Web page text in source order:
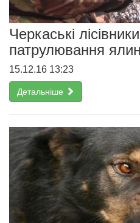
Черкаські
патрулювання
15.12.16 13:23
Детальніше